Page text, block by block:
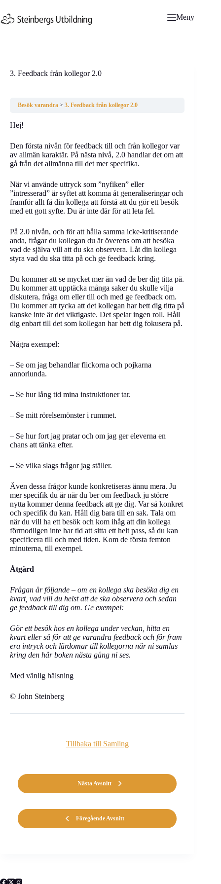
till
innehåll
Meny
3. Feedback från kollegor 2.0
Besök varandra 3. Feedback från kollegor 2.0
Hej!
Den första nivån för feedback till och från kollegor var
av allmän karaktär. På nästa nivå, 2.0 handlar det om att
gå från det allmänna till det mer specifika.
När vi använde uttryck som ”nyfiken” eller
”intresserad” är syftet att komma åt generaliseringar och
framför allt få din kollega att förstå att du gör ett besök
med ett gott syfte. Du är inte där för att leta fel.
På 2.0 nivån, och för att hålla samma icke-kritiserande
anda, frågar du kollegan du är överens om att besöka
vad de själva vill att du ska observera. Låt din kollega
styra vad du ska titta på och ge feedback kring.
Du kommer att se mycket mer än vad de ber dig titta på.
Du kommer att upptäcka många saker du skulle vilja
diskutera, fråga om eller till och med ge feedback om.
Du kommer att tycka att det kollegan har bett dig titta på
kanske inte är det viktigaste. Det spelar ingen roll. Håll
dig enbart till det som kollegan har bett dig fokusera på.
Några exempel:
– Se om jag behandlar flickorna och pojkarna
annorlunda.
– Se hur lång tid mina instruktioner tar.
– Se mitt rörelsemönster i rummet.
– Se hur fort jag pratar och om jag ger eleverna en
chans att tänka efter.
– Se vilka slags frågor jag ställer.
Även dessa frågor kunde konkretiseras ännu mera. Ju
mer specifik du är när du ber om feedback ju större
nytta kommer denna feedback att ge dig. Var så konkret
och specifik du kan. Håll dig bara till en sak. Tala om
när du vill ha ett besök och kom ihåg att din kollega
förmodligen inte har tid att sitta ett helt pass, så du kan
specificera till och med tiden. Kom de första femton
minuterna, till exempel.
Åtgärd
Frågan är följande – om en kollega ska besöka dig en
kvart, vad vill du helst att de ska observera och sedan
ge feedback till dig om. Ge exempel:
Gör ett besök hos en kollega under veckan, hitta en
kvart eller så för att ge varandra feedback och för fram
era intryck och lärdomar till kollegorna när ni samlas
kring den här boken nästa gång ni ses.
Med vänlig hälsning
© John Steinberg
Föregående Avsnitt
Tillbaka till Samling
Nästa Avsnitt